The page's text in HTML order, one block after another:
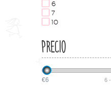
6
7
10
PRECIO
€6 6-